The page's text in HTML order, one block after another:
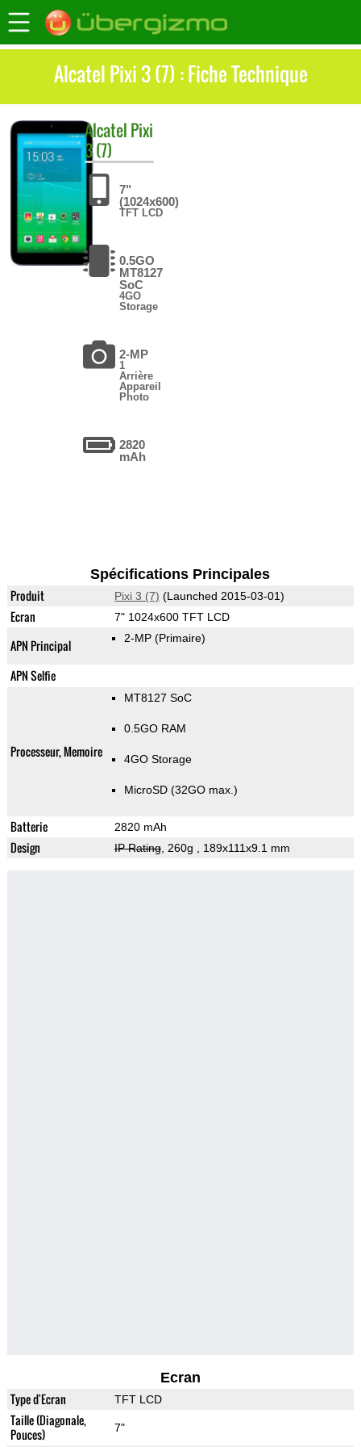
Alcatel Pixi 3 (7) : Fiche Technique
Alcatel Pixi
3 (7)
7"
(1024x600)
TFT LCD
0.5GO
MT8127
SoC
4GO
Storage
2-MP
1
Arrière
Appareil
Photo
2820
mAh
Spécifications Principales
Produit Pixi 3 (7) (Launched 2015-03-01)
Ecran 7" 1024x600 TFT LCD
APN Principal 2-MP (Primaire)
APN Selfie
Processeur, Memoire
MT8127 SoC
0.5GO RAM
4GO Storage
MicroSD (32GO max.)
Batterie 2820 mAh
Design IP Rating, 260g , 189x111x9.1 mm
Ecran
Type d'Ecran TFT LCD
Taille (Diagonale,
Pouces)
7"